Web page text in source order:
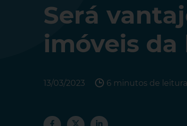
Será
imóveis da
13/03/2023 6 minutos de leitura